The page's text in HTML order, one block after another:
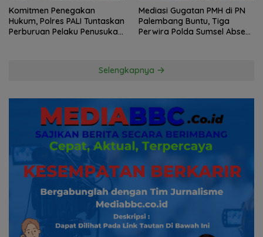
Komitmen Penegakan
Hukum, Polres PALI Tuntaskan
Perburuan Pelaku Penusukan
Mediasi Gugatan PMH di PN
Palembang Buntu, Tiga
Perwira Polda Sumsel Absen,
Selengkapnya